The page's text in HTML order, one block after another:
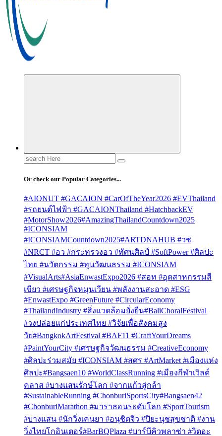
Search
for:
Or check our Popular Categories...
#AIONUT #GACAION #CarOfTheYear2026 #EVThailand
#รถยนต์ไฟฟ้า #GACAIONThailand #HatchbackEV
#MotorShow2026#AmazingThailandCountdown2025
#ICONSIAM
#ICONSIAMCountdown2025#ARTDNAHUB #วช
#NRCT #อว #กระทรวงอว #ทัศนศิลป์ #SoftPower #ศิลปะ
ไทย #นวัตกรรม #ทุนวัฒนธรรม #ICONSIAM
#VisualArts#AsiaEnwastExpo2026 #สอท #อุตสาหกรรมสี
เขียว #เศรษฐกิจหมุนเวียน #พลังงานสะอาด #ESG
#EnwastExpo #GreenFuture #CircularEconomy
#ThailandIndustry #สิ่งแวดล้อมยั่งยืน#BaliChoralFestival
#วงปล่อยแก่ประเทศไทย #วิจัยเพื่อสังคมสูง
วัย#BangkokArtFestival #BAF11 #CraftYourDreams
#PaintYourCity #เศรษฐกิจวัฒนธรรม #CreativeEconomy
#ศิลปะร่วมสมัย #ICONSIAM #สศร #ArtMarket #เมืองแห่ง
ศิลปะ#Bangsaen10 #WorldClassRunning #เมืองกีฬาเวิลด์
คลาส #บางแสนรักษ์โลก #จากแก้วสู่กล้า
#SustainableRunning #ChonburiSportsCity#Bangsaen42
#ChonburiMarathon #มาราธอนระดับโลก #SportTourism
#บางแสน #นักวิ่งเคนยา #อนุชิตจิว #ปิยะนุชสุขชาติ #งาน
วิ่งไทยโกอินเตอร์#BarBQPlaza #บาร์บีคิวพลาซ่า #วิตอะ